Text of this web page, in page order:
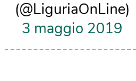
(@LiguriaOnLine)
3 maggio 2019